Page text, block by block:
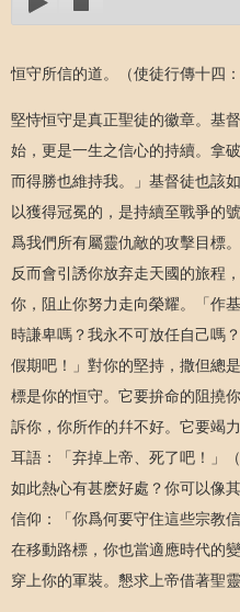
恒守所信的道。（使徒行傳十四：
堅恃恒守是真正聖徒的徽章。基
始，更是一生之信心的持續。拿
而得勝也維持我。」基督徒也該
以獲得冠冕的，是持續至戰爭的
爲我們所有屬靈仇敵的攻擊目標
反而會引誘你放弃走天國的旅程
你，阻止你努力走向榮耀。「作
時謙卑嗎？我永不可放任自己嗎
假期吧！」對你的堅持，撒但總
標是你的恒守。它要拚命的阻撓
訴你，你所作的幷不好。它要竭
耳語：「弃掉上帝、死了吧！」
如此熱心有甚麽好處？你可以像
信仰：「你爲何要守住這些宗教
在移動路標，你也當適應時代的
穿上你的軍裝。懇求上帝借著聖